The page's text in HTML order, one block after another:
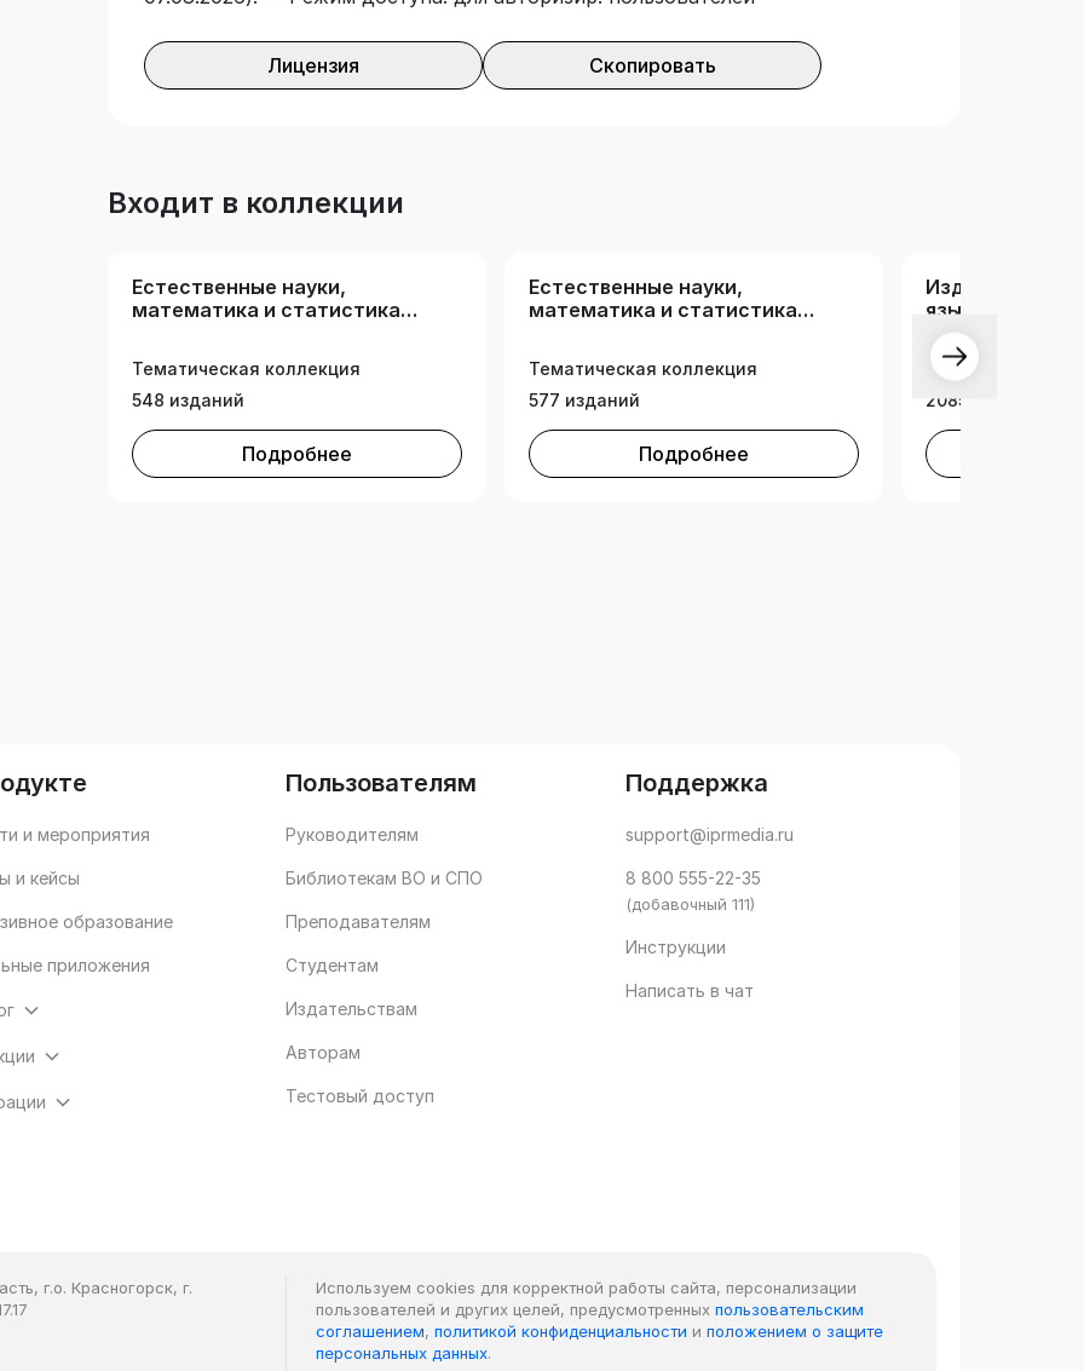
Лицензия Скопировать
Входит в коллекции
Естественные науки,
математика и статистика
Тематическая коллекция
548 изданий
Подробнее
Естественные науки,
математика и статистика
Тематическая коллекция
577 изданий
Подробнее
Издания на
языке
Тематическая
2085 изданий
и мероприятия
и кейсы
образование
приложения
Пользователям
Руководителям
Библиотекам ВО и СПО
Преподавателям
Студентам
Издательствам
Авторам
Тестовый доступ
Поддержка
support@iprmedia.ru
8 800 555-22-35
(добавочный 111)
Инструкции
Написать в чат
г.о. Красногорск, г.
Используем cookies для корректной работы сайта, персонализации
пользователей и других целей, предусмотренных пользовательским
соглашением, политикой конфиденциальности и положением о защите
персональных данных.